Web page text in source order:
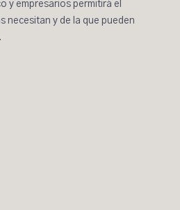
y empresarios permitirá el
y de la que pueden